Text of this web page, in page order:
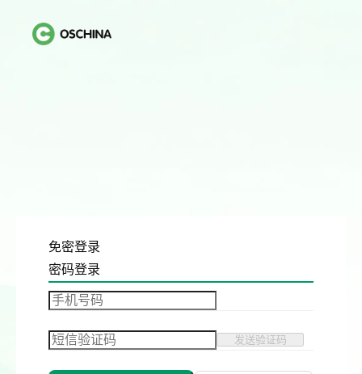
免密登录
密码登录
发送验证码